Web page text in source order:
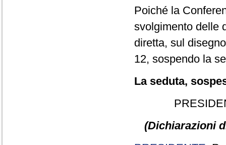
Poiché la
svolgimento delle
diretta, sul
12, sospendo la
La seduta,
(Dichiarazioni